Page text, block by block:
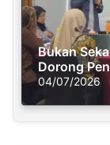
Bukan
Dorong
Solusi
04/07/2026